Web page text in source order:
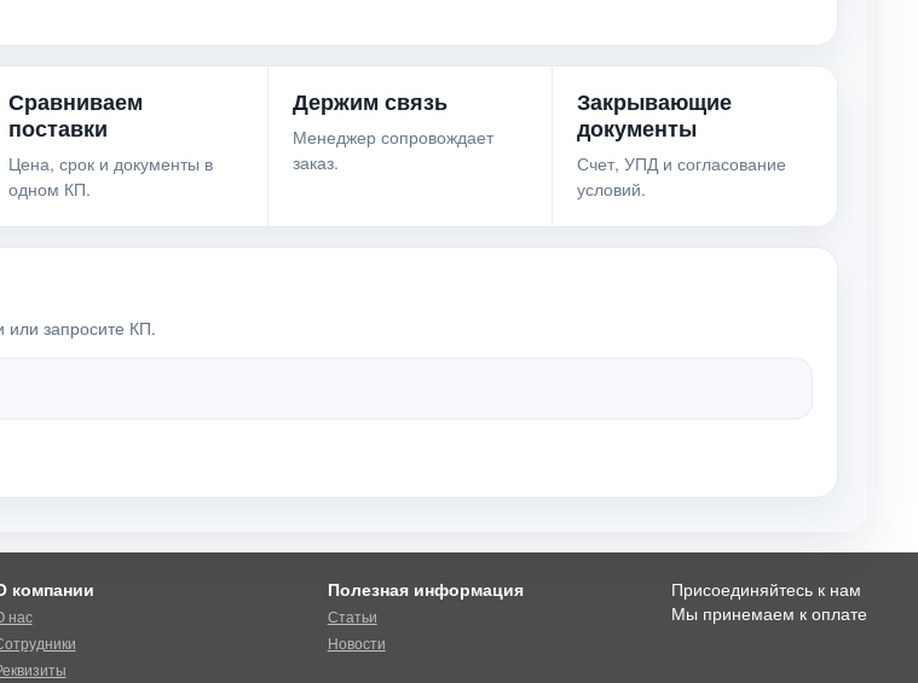
Сравниваем
поставки
Цена, срок и документы в
одном КП.
Держим связь
Менеджер сопровождает
заказ.
Закрывающие
документы
Счет, УПД и согласование
условий.
или запросите КП.
компании
нас
Полезная информация
Статьи
Новости
Присоединяйтесь к нам
Мы принемаем к оплате